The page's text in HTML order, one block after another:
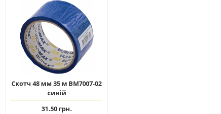
Скотч 48 мм 35 м ВМ7007-02
синій
31.50 грн.